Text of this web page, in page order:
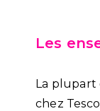
Les
La plupart
chez